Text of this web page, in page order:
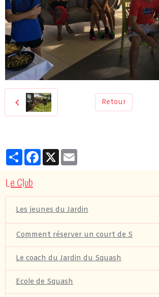
Retour
PartagerFacebook
X
Le Club
Les jeunes du Jardin
Comment réserver un court de S
Le coach du Jardin du Squash
Ecole de Squash